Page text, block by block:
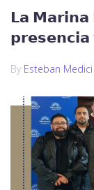
𝗟𝗮
By Esteban Medici